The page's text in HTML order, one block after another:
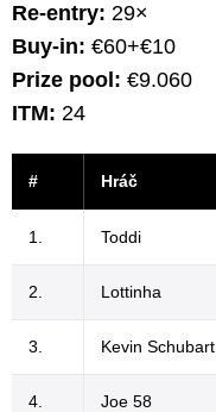
Re-entry: 29×
Buy-in: €60+€10
Prize pool: €9.060
ITM: 24
# Hráč
1. Toddi
2. Lottinha
3. Kevin Schubart
4. Joe 58